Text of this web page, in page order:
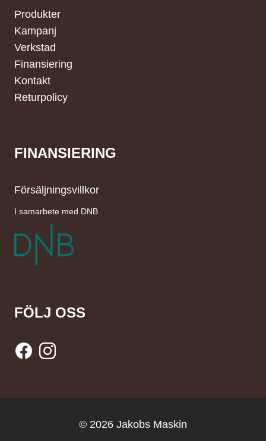
Produkter
Kampanj
Verkstad
Finansiering
Kontakt
Returpolicy
FINANSIERING
Försäljningsvillkor
I samarbete med DNB
FÖLJ OSS
© 2026 Jakobs Maskin